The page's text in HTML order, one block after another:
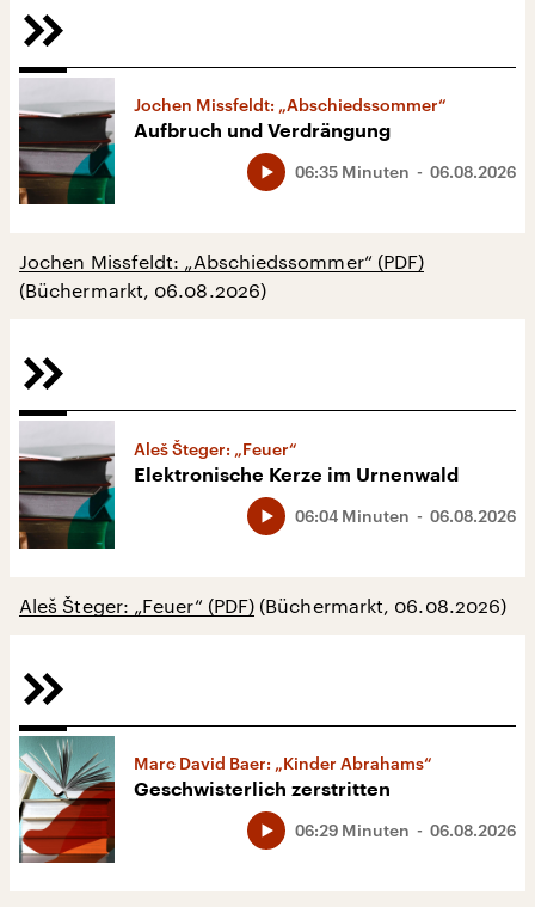
Jochen Missfeldt: „Abschiedssommer“
Aufbruch und Verdrängung
06.08.2026
06:35 Minuten
Jochen Missfeldt: „Abschiedssommer“ (PDF)
(Büchermarkt, 06.08.2026)
Aleš Šteger: „Feuer“
Elektronische Kerze im Urnenwald
06.08.2026
06:04 Minuten
Aleš Šteger: „Feuer“ (PDF) (Büchermarkt, 06.08.2026)
Marc David Baer: „Kinder Abrahams“
Geschwisterlich zerstritten
06.08.2026
06:29 Minuten